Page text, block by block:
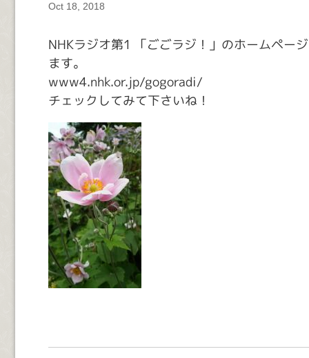
Oct 18, 2018
NHKラジオ第1 「ごごラジ！」のホームペー
ます。
www4.nhk.or.jp/gogoradi/
チェックしてみて下さいね！